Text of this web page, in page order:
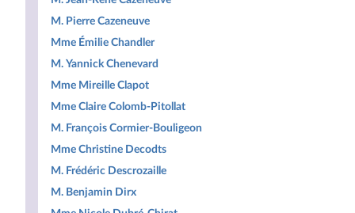
M. Pierre Cazeneuve
Mme Émilie Chandler
M. Yannick Chenevard
Mme Mireille Clapot
Mme Claire Colomb-Pitollat
M. François Cormier-Bouligeon
Mme Christine Decodts
M. Frédéric Descrozaille
M. Benjamin Dirx